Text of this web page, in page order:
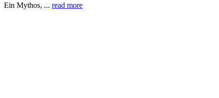
Ein Mythos, ... read more